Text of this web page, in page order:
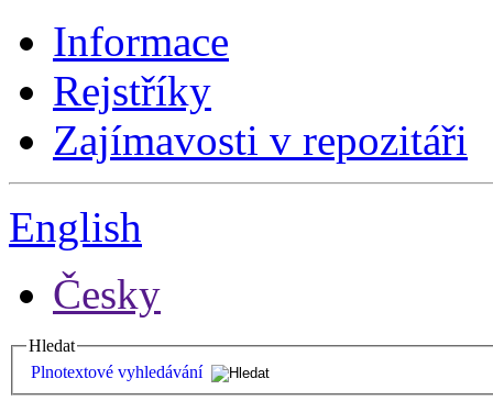
Informace
Rejstříky
Zajímavosti v repozitáři
English
Česky
Hledat
Plnotextové vyhledávání